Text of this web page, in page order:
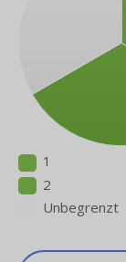
1
2
Unbegrenzt